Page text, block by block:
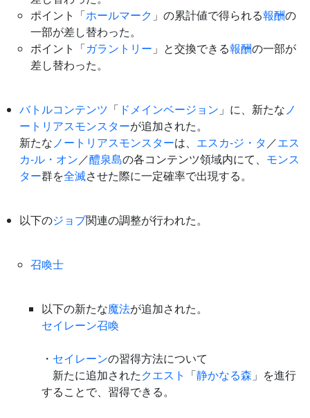
ポイント「ホールマーク 」の累計値で得られる報酬の
一部が差し替わった。
ポイント「ガラントリー 」と交換できる報酬の一部が
差し替わった。
バトルコンテンツ 「 ドメインベージョン 」に、新たなノ
ートリアスモンスターが追加された。
新たなノートリアスモンスターは、 エスカ-ジ・タ ／エス
カ-ル・オン／醴泉島の各コンテンツ領域内にて、 モンス
ター群を全滅させた際に一定確率で出現する。
以下のジョブ関連の調整が行われた。
召喚士
以下の新たな魔法が追加された。
セイレーン召喚
・ セイレーンの習得方法について
新たに追加されたクエスト 「静かなる森 」を進行
することで、習得できる。